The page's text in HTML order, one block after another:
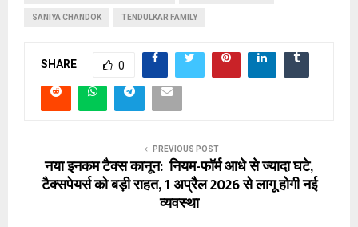
SANIYA CHANDOK TENDULKAR FAMILY
SHARE 0
PREVIOUS POST
नया इनकम टैक्स कानून: नियम-फॉर्म आधे से ज्यादा घटे,
टैक्सपेयर्स को बड़ी राहत, 1 अप्रैल 2026 से लागू होगी नई
व्यवस्था